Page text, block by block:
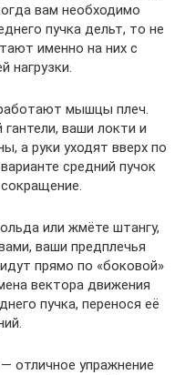
вам необходимо
пучка дельт, то не
именно на них с
нагрузки.
мышцы плеч.
ваши локти и
а руки уходят вверх по
средний пучок
или жмёте штангу,
ваши предплечья
прямо по «боковой»
вектора движения
пучка, перенося её
отличное упражнение